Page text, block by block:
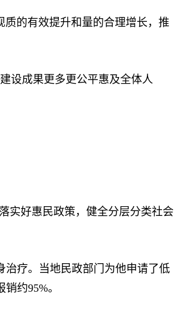
的有效提升和量的合理增长，推
设成果更多更公平惠及全体人
好惠民政策，健全分层分类社会
疗。当地民政部门为他申请了低
约95%。